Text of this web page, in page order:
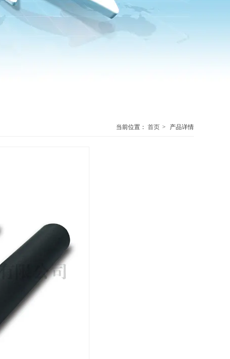
当前位置： 首页 > 产品详情